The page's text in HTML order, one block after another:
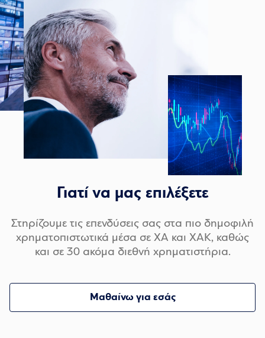
Γιατί να μας επιλέξετε
Στηρίζουμε τις επενδύσεις σας στα πιο δημοφιλή
χρηματοπιστωτικά μέσα σε ΧΑ και ΧΑΚ, καθώς
και σε 30 ακόμα διεθνή χρηματιστήρια.
Μαθαίνω για εσάς